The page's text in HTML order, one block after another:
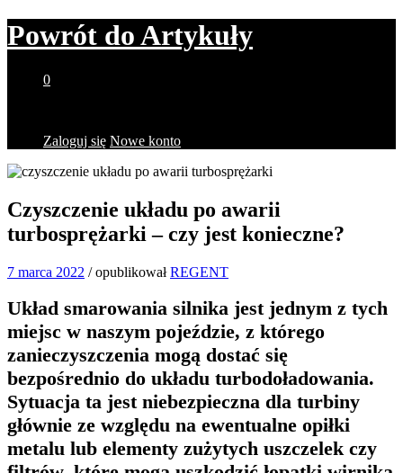
Powrót doArtykuły
0
Zaloguj się Nowe konto
Czyszczenie układu po awarii
turbosprężarki – czy jest konieczne?
7 marca 2022 /opublikowałREGENT
Układ smarowania silnika jest jednym z tych
miejsc w naszym pojeździe, z którego
zanieczyszczenia mogą dostać się
bezpośrednio do układu turbodoładowania.
Sytuacja ta jest niebezpieczna dla turbiny
głównie ze względu na ewentualne opiłki
metalu lub elementy zużytych uszczelek czy